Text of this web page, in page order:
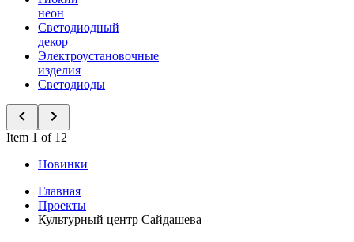
неон
Светодиодный
декор
Электроустановочные
изделия
Светодиоды
Item 1 of 12
Новинки
Главная
Проекты
Культурный центр Сайдашева